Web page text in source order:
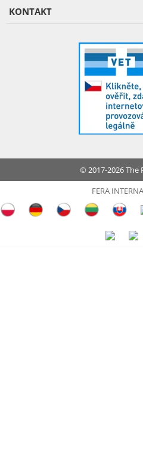
KONTAKT
© 2017-2026 The
FERA